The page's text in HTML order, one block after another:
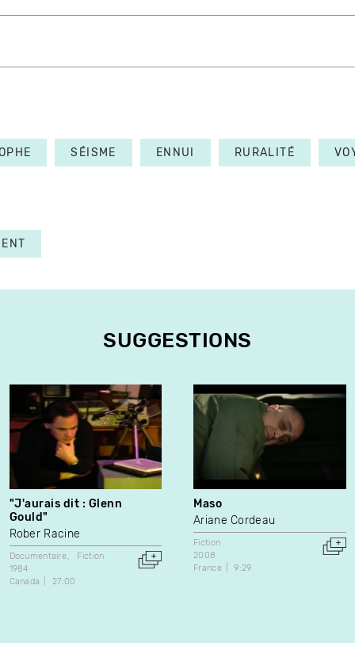
SÉISME ENNUI RURALITÉ
SUGGESTIONS
"J'aurais dit : Glenn
Gould"
Rober Racine
Documentaire
Fiction
1984
Canada
27:00
Maso
Ariane Cordeau
Fiction
2008
France
9:29